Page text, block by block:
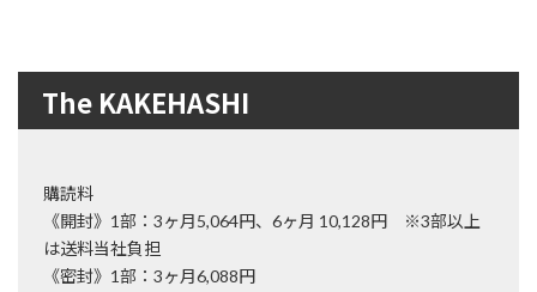
The KAKEHASHI
購読料
《開封》1部：3ヶ月5,064円、6ヶ月 10,128円 ※3部以上
は送料当社負担
《密封》1部：3ヶ月6,088円